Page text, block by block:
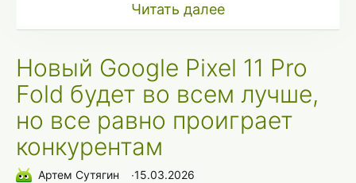
Читать далее
Новый Google Pixel 11 Pro
Fold будет во всем лучше,
но все равно проиграет
конкурентам
Артем Сутягин ∙15.03.2026